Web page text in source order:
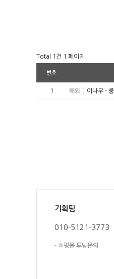
Total 1건 1 페이지
번호
1 해외 이나무 -
기획팀
010-5121-3773
- 쇼핑몰 튜닝문의